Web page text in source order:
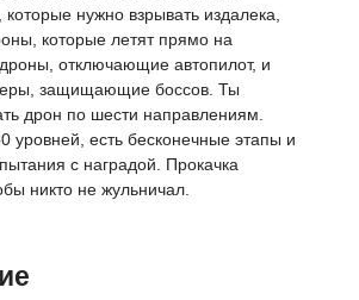
нужно взрывать издалека,
которые летят прямо на
отключающие автопилот, и
защищающие боссов. Ты
дрон по шести направлениям.
уровней, есть бесконечные этапы и
с наградой. Прокачка
никто не жульничал.